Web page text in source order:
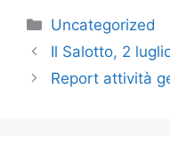
c
e
b
st
o
d
ai
l
Categorie
Uncategorized
Il Salotto, 2
Report attività